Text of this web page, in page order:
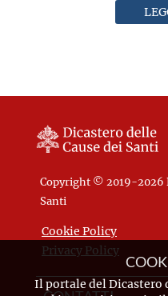
Copyright © 2019-2026
Santi
Cookie Policy
Privacy Policy
Il portale del Dicastero